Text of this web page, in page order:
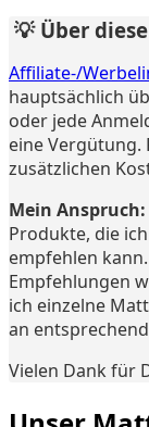
💡 Über
Affiliate-/
hauptsächlich
oder jede
eine Vergütung.
zusätzlichen
Mein Anspruch:
Produkte, die
empfehlen
Empfehlungen
ich einzelne
an
Vielen Dank für